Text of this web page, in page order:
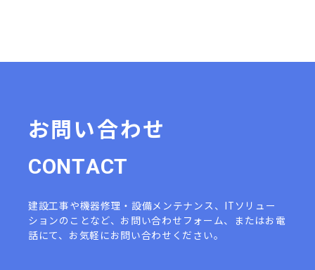
お問い合わせ
CONTACT
建設工事や機器修理・設備メンテナンス、ITソリュー
ションのことなど、 お問い合わせフォーム、またはお電
話にて、お気軽にお問い合わせください。